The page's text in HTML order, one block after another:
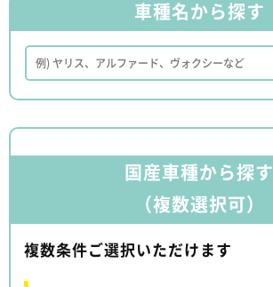
車種名から探す
国産車種から探す
（複数選択可）
複数条件ご選択いただけます